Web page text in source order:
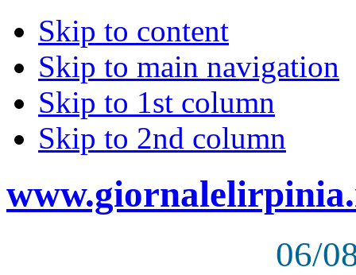
Skip to content
Skip to main navigation
Skip to 1st column
Skip to 2nd column
06/